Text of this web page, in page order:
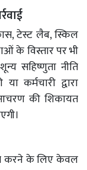
टेस्ट लैब, स्किल
के विस्तार पर भी
सहिष्णुता नीति
कर्मचारी द्वारा
आचरण की शिकायत
करने के लिए केवल